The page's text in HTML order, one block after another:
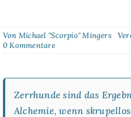
Von Michael "Scorpio" Mingers
0 Kommentareon
Mini-
Zerrhund
Zerrhunde sind das
Alchemie, wenn